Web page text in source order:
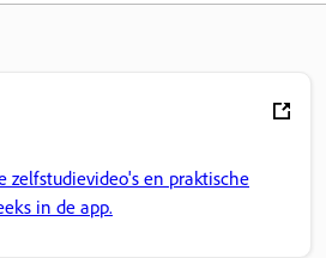
zelfstudievideo's en praktische
in de app.